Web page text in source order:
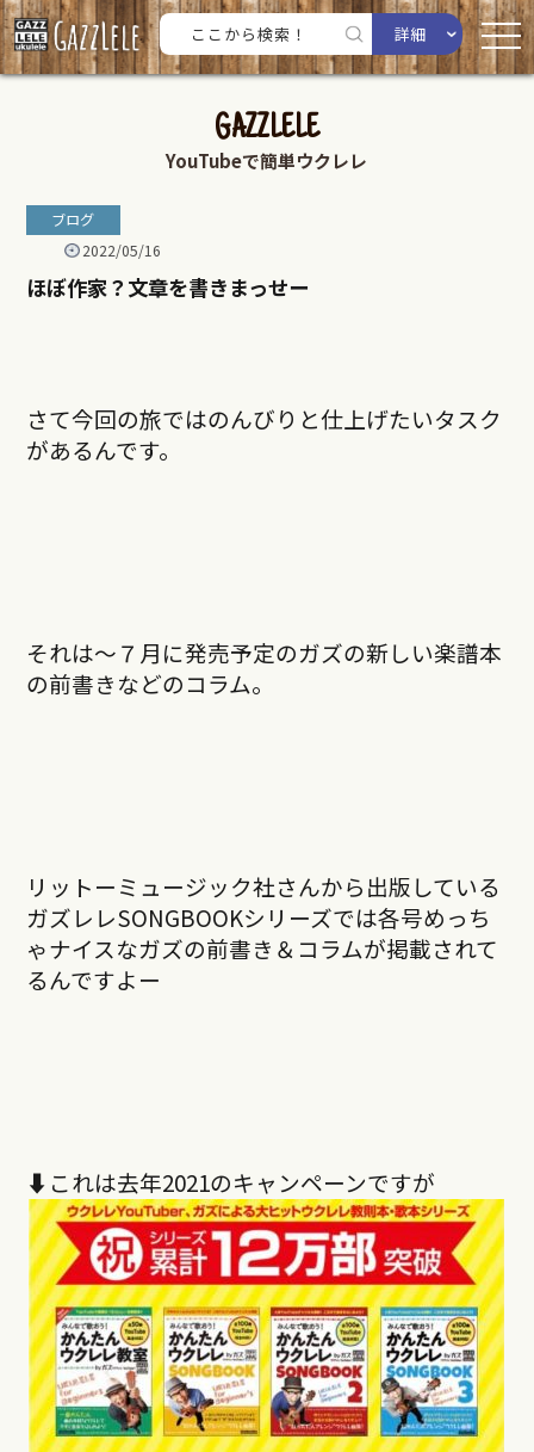
詳細
GAZZLELE
YouTubeで簡単ウクレレ
ブログ
2022/05/16
ほぼ作家？文章を書きまっせー
さて今回の旅ではのんびりと仕上げたいタスク
があるんです。
それは～７月に発売予定のガズの新しい楽譜本
の前書きなどのコラム。
リットーミュージック社さんから出版している
ガズレレSONGBOOKシリーズでは各号めっち
ゃナイスなガズの前書き＆コラムが掲載されて
るんですよー
⬇︎これは去年2021のキャンペーンですが